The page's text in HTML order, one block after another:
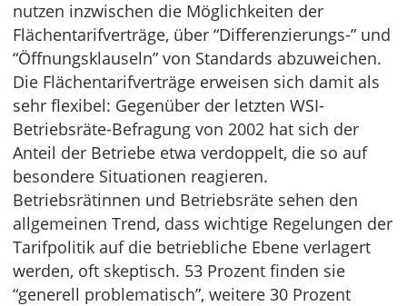
nutzen inzwischen die Möglichkeiten der
Flächentarifverträge, über “Differenzierungs-” und
“Öffnungsklauseln” von Standards abzuweichen.
Die Flächentarifverträge erweisen sich damit als
sehr flexibel: Gegenüber der letzten WSI-
Betriebsräte-Befragung von 2002 hat sich der
Anteil der Betriebe etwa verdoppelt, die so auf
besondere Situationen reagieren.
Betriebsrätinnen und Betriebsräte sehen den
allgemeinen Trend, dass wichtige Regelungen der
Tarifpolitik auf die betriebliche Ebene verlagert
werden, oft skeptisch. 53 Prozent finden sie
“generell problematisch”, weitere 30 Prozent